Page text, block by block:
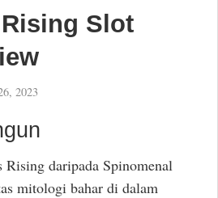
Slot
2023
Rising daripada Spinomenal
mitologi bahar di dalam